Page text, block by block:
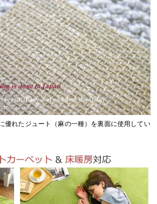
優れたジュート（麻の一種）を裏面に使用してい